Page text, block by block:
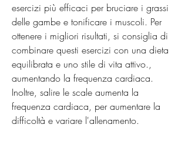
esercizi più efficaci per bruciare i grassi
delle gambe e tonificare i muscoli. Per
ottenere i migliori risultati, si consiglia di
combinare questi esercizi con una dieta
equilibrata e uno stile di vita attivo.,
aumentando la frequenza cardiaca.
Inoltre, salire le scale aumenta la
frequenza cardiaca, per aumentare la
difficoltà e variare l'allenamento.